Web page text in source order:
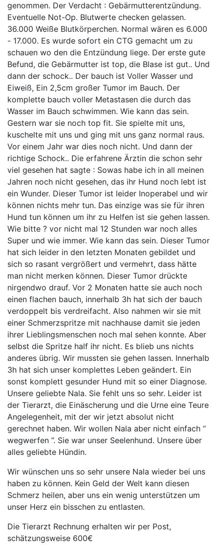
genommen. Der Verdacht : Gebärmutterentzündung.
Eventuelle Not-Op. Blutwerte checken gelassen.
36.000 Weiße Blutkörperchen. Normal wären es 6.000
- 17.000. Es wurde sofort ein CTG gemacht um zu
schauen wo den die Entzündung liege. Der erste gute
Befund, die Gebärmutter ist top, die Blase ist gut.. Und
dann der schock.. Der bauch ist Voller Wasser und
Eiweiß, Ein 2,5cm großer Tumor im Bauch. Der
komplette bauch voller Metastasen die durch das
Wasser im Bauch schwimmen. Wie kann das sein.
Gestern war sie noch top fit. Sie spielte mit uns,
kuschelte mit uns und ging mit uns ganz normal raus.
Vor einem Jahr war dies noch nicht. Und dann der
richtige Schock.. Die erfahrene Ärztin die schon sehr
viel gesehen hat sagte : Sowas habe ich in all meinen
Jahren noch nicht gesehen, das ihr Hund noch lebt ist
ein Wunder. Dieser Tumor ist leider Inoperabel und wir
können nichts mehr tun. Das einzige was sie für ihren
Hund tun können um ihr zu Helfen ist sie gehen lassen.
Wie bitte ? vor nicht mal 12 Stunden war noch alles
Super und wie immer. Wie kann das sein. Dieser Tumor
hat sich leider in den letzten Monaten gebildet und
sich so rasant vergrößert und vermehrt, dass hätte
man nicht merken können. Dieser Tumor drückte
nirgendwo drauf. Vor 2 Monaten hatte sie auch noch
einen flachen bauch, innerhalb 3h hat sich der bauch
verdoppelt bis verdreifacht. Also nahmen wir sie mit
einer Schmerzspritze mit nachhause damit sie jeden
ihrer Lieblingsmenschen noch mal sehen konnte. Aber
selbst die Spritze half ihr nicht. Es blieb uns nichts
anderes übrig. Wir mussten sie gehen lassen. Innerhalb
3h hat sich unser komplettes Leben geändert. Ein
sonst komplett gesunder Hund mit so einer Diagnose.
Unsere geliebte Nala. Sie fehlt uns so sehr. Leider ist
der Tierarzt, die Einäscherung und die Urne eine Teure
Angelegenheit, mit der wir jetzt absolut nicht
gerechnet haben. Wir wollen Nala aber nicht einfach “
wegwerfen ”. Sie war unser Seelenhund. Unsere über
alles geliebte Hündin.
Wir wünschen uns so sehr unsere Nala wieder bei uns
haben zu können. Kein Geld der Welt kann diesen
Schmerz heilen, aber uns ein wenig unterstützen um
unser Herz ein bisschen zu entlasten.
Die Tierarzt Rechnung erhalten wir per Post,
schätzungsweise 600€